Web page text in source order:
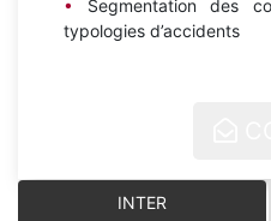
Segmentation des
typologies d’accidents
INTER